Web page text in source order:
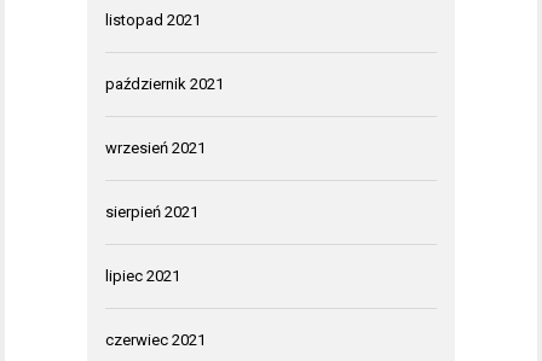
listopad 2021
październik 2021
wrzesień 2021
sierpień 2021
lipiec 2021
czerwiec 2021